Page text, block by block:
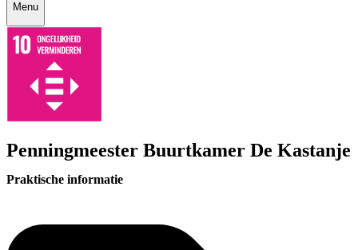
Menu
Penningmeester Buurtkamer De Kastanje
Praktische informatie